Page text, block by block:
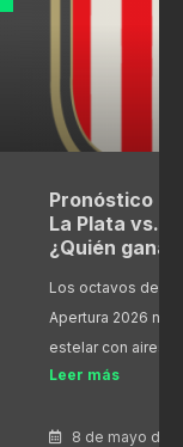
Pronóstico
La Plata vs.
¿Quién gana?
Los octavos de
Apertura 2026
estelar con aires
Leer más
8 de mayo de